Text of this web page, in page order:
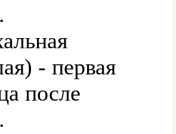
- первая
после